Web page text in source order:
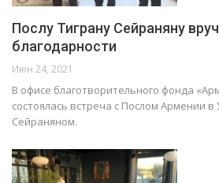
Послу Тиграну Сейраняну
благодарности
Июн 24, 2021
В офисе благотворительного фонда
состоялась встреча с Послом Армении
Сейраняном.